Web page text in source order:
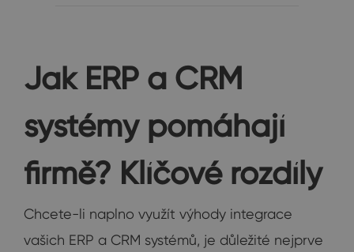
Jak ERP a CRM
systémy pomáhají
firmě? Klíčové rozdíly
Chcete-li naplno využít výhody integrace
vašich ERP a CRM systémů, je důležité nejprve